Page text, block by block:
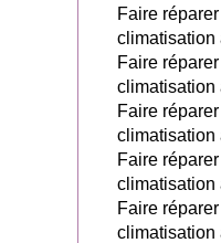
Faire
climatisation
Faire
climatisation
Faire
climatisation
Faire
climatisation
Faire
climatisation